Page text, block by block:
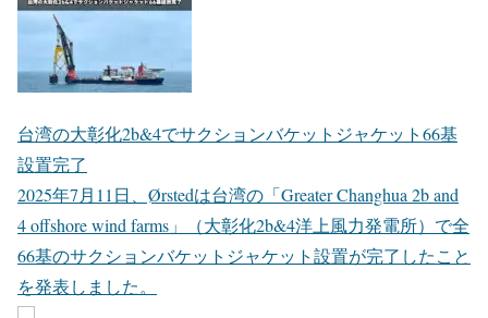
台湾の大彰化2b&4でサクションバケットジャケット66基
設置完了
2025年7月11日、Ørstedは台湾の「Greater Changhua 2b and
4 offshore wind farms」（大彰化2b&4洋上風力発電所）で全
66基のサクションバケットジャケット設置が完了したこと
を発表しました。